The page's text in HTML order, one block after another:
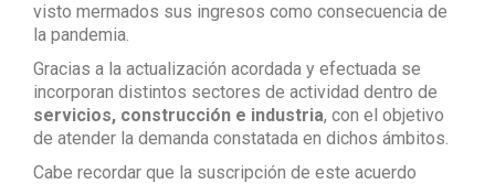
visto mermados sus ingresos como consecuencia de
la pandemia.
Gracias a la actualización acordada y efectuada se
incorporan distintos sectores de actividad dentro de
servicios, construcción e industria, con el objetivo
de atender la demanda constatada en dichos ámbitos.
Cabe recordar que la suscripción de este acuerdo